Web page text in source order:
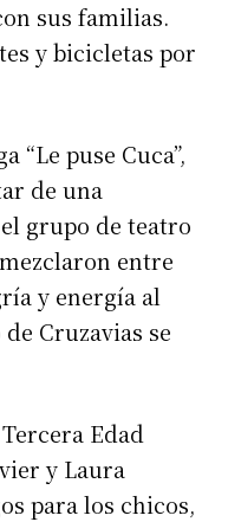
sus familias.
y bicicletas por
“Le puse Cuca”,
de una
grupo de teatro
entre
y energía al
Cruzavias se
Edad
y Laura
para los chicos,